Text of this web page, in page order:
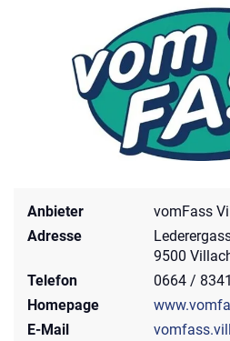
Anbieter
vomFass
Adresse
9500
Telefon
0664 /
Homepage
E-Mail